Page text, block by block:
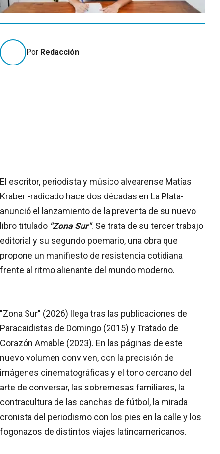
Por Redacción
El escritor, periodista y músico alvearense Matías
Kraber -radicado hace dos décadas en La Plata-
anunció el lanzamiento de la preventa de su nuevo
libro titulado "Zona Sur". Se trata de su tercer trabajo
editorial y su segundo poemario, una obra que
propone un manifiesto de resistencia cotidiana
frente al ritmo alienante del mundo moderno.
"Zona Sur" (2026) llega tras las publicaciones de
Paracaidistas de Domingo (2015) y Tratado de
Corazón Amable (2023). En las páginas de este
nuevo volumen conviven, con la precisión de
imágenes cinematográficas y el tono cercano del
arte de conversar, las sobremesas familiares, la
contracultura de las canchas de fútbol, la mirada
cronista del periodismo con los pies en la calle y los
fogonazos de distintos viajes latinoamericanos.